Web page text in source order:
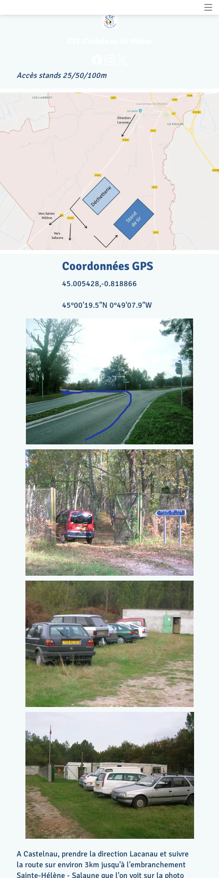
Accès stands 25/50/100m
Coordonnées GPS
45.005428,-0.818866
45°00'19.5"N 0°49'07.9"W
A Castelnau, prendre la direction Lacanau et suivre
la route sur environ 3km jusqu'à l'embranchement
Sainte-Hélène - Salaune que l'on voit sur la photo